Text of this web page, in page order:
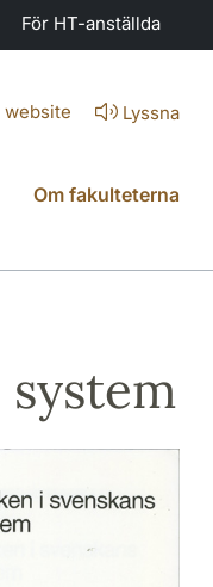
För HT-anställda
website Lyssna
Om fakulteterna